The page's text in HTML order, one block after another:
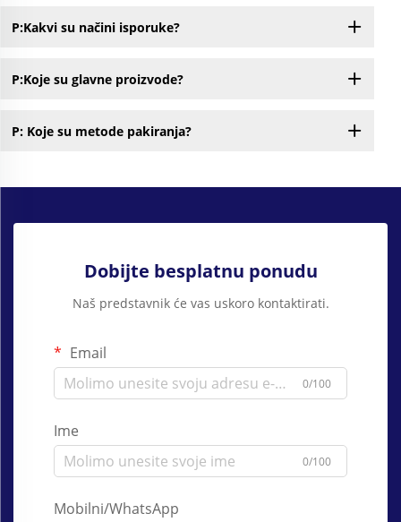
P:Kakvi su načini isporuke?
P:Koje su glavne proizvode?
P: Koje su metode pakiranja?
Dobijte besplatnu ponudu
Naš predstavnik će vas uskoro kontaktirati.
Email
0/100
Ime
0/100
Mobilni/WhatsApp